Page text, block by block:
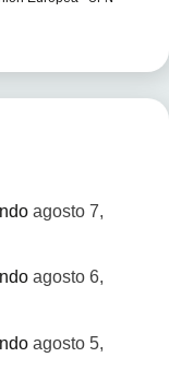
agosto 7,
agosto 6,
agosto 5,